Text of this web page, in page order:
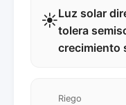
☀️Luz solar
tolera
crecimiento
Riego